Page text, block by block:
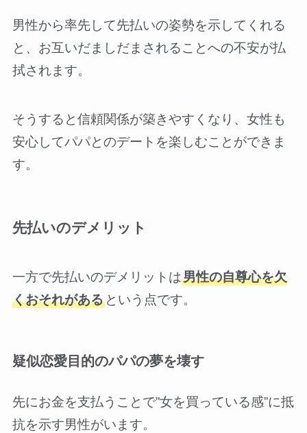
男性から率先して先払いの姿勢を示してくれる
と、お互いだましだまされることへの不安が払
拭されます。
そうすると信頼関係が築きやすくなり、女性も
安心してパパとのデートを楽しむことができま
す。
先払いのデメリット
一方で先払いのデメリットは男性の自尊心を欠
くおそれがあるという点です。
疑似恋愛目的のパパの夢を壊す
先にお金を支払うことで”女を買っている感”に抵
抗を示す男性がいます。